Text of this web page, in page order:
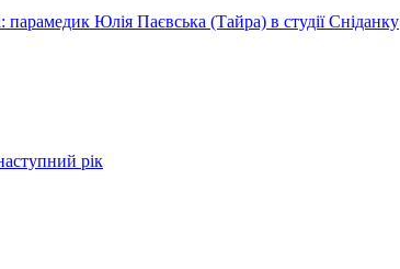
Юлія Паєвська (Тайра) в студії Сніданку
рік